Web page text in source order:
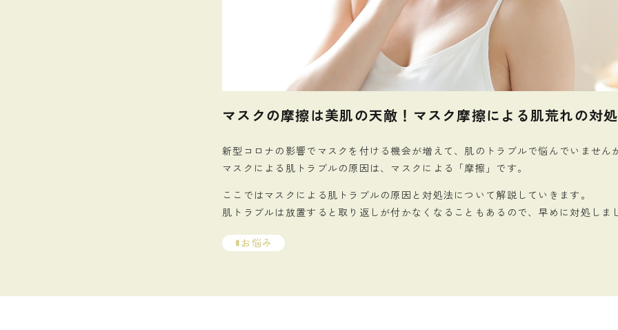
マスクの摩擦は美肌の天敵！マスク摩擦による肌荒れの対
新型コロナの影響でマスクを付ける機会が増えて、肌のトラブルで悩んでいません
マスクによる肌トラブルの原因は、マスクによる「摩擦」です。
ここではマスクによる肌トラブルの原因と対処法について解説していきます。
肌トラブルは放置すると取り返しが付かなくなることもあるので、早めに対処しま
お悩み